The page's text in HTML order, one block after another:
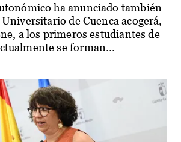
ha anunciado también
de Cuenca acogerá,
a los primeros estudiantes de
se forman...